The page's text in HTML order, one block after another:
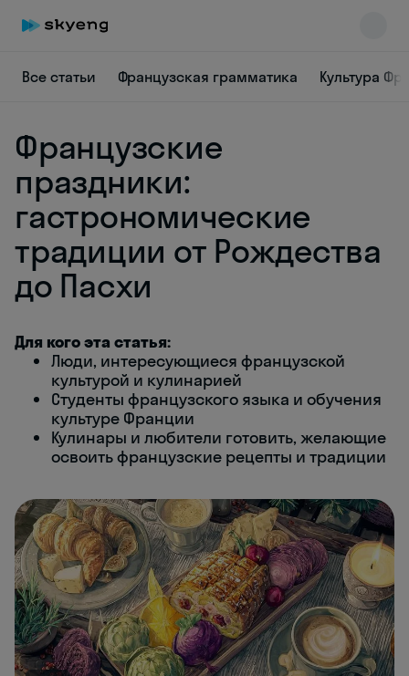
Все статьи Французская грамматика Культура
Французские
праздники:
гастрономические
традиции от Рождества
до Пасхи
Для кого эта статья:
Люди, интересующиеся французской
культурой и кулинарией
Студенты французского языка и обучения
культуре Франции
Кулинары и любители готовить, желающие
освоить французские рецепты и традиции
Skyeng Chat
online